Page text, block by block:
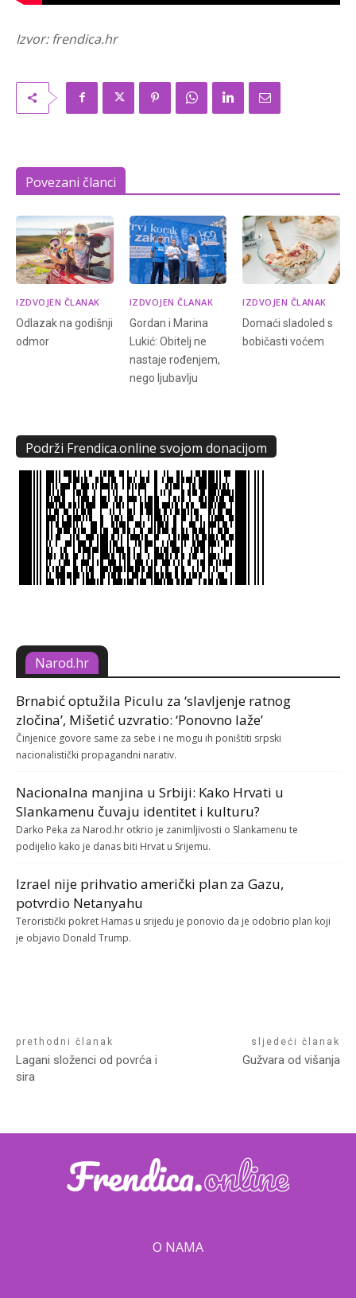
Izvor: frendica.hr
Povezani članci
IZDVOJEN ČLANAK
Odlazak na godišnji
odmor
IZDVOJEN ČLANAK
Gordan i Marina
Lukić: Obitelj ne
nastaje rođenjem,
nego ljubavlju
IZDVOJEN ČLANAK
Domaći sladoled s
bobičasti voćem
Podrži Frendica.online svojom donacijom
Narod.hr
Brnabić optužila Piculu za ‘slavljenje ratnog
zločina’, Mišetić uzvratio: ‘Ponovno laže’
Činjenice govore same za sebe i ne mogu ih poništiti srpski
nacionalistički propagandni narativ.
Nacionalna manjina u Srbiji: Kako Hrvati u
Slankamenu čuvaju identitet i kulturu?
Darko Peka za Narod.hr otkrio je zanimljivosti o Slankamenu te
podijelio kako je danas biti Hrvat u Srijemu.
Izrael nije prihvatio američki plan za Gazu,
potvrdio Netanyahu
Teroristički pokret Hamas u srijedu je ponovio da je odobrio plan koji
je objavio Donald Trump.
prethodni članak
Lagani složenci od povrća i
sira
sljedeći članak
Gužvara od višanja
O NAMA